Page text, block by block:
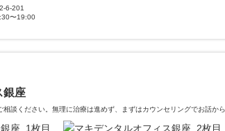
6-201
〜19:00
銀座
談ください。無理に治療は進めず、まずはカウンセリングでお話か